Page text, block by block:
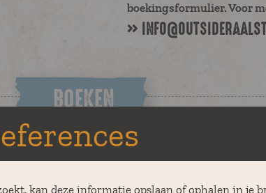
boekingsformulier. Voor
BOEKEN
kan deze informatie opslaan of ophalen in je